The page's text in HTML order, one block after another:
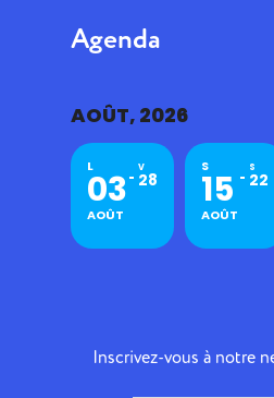
Agenda
AOÛT, 2026
L
03
AOÛT
V
28
S
15
AOÛT
S
22
Inscrivez-vous à notre